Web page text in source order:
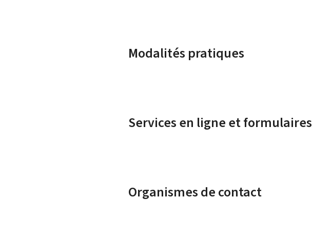
Modalités pratiques
Services en ligne et formulaires
Organismes de contact